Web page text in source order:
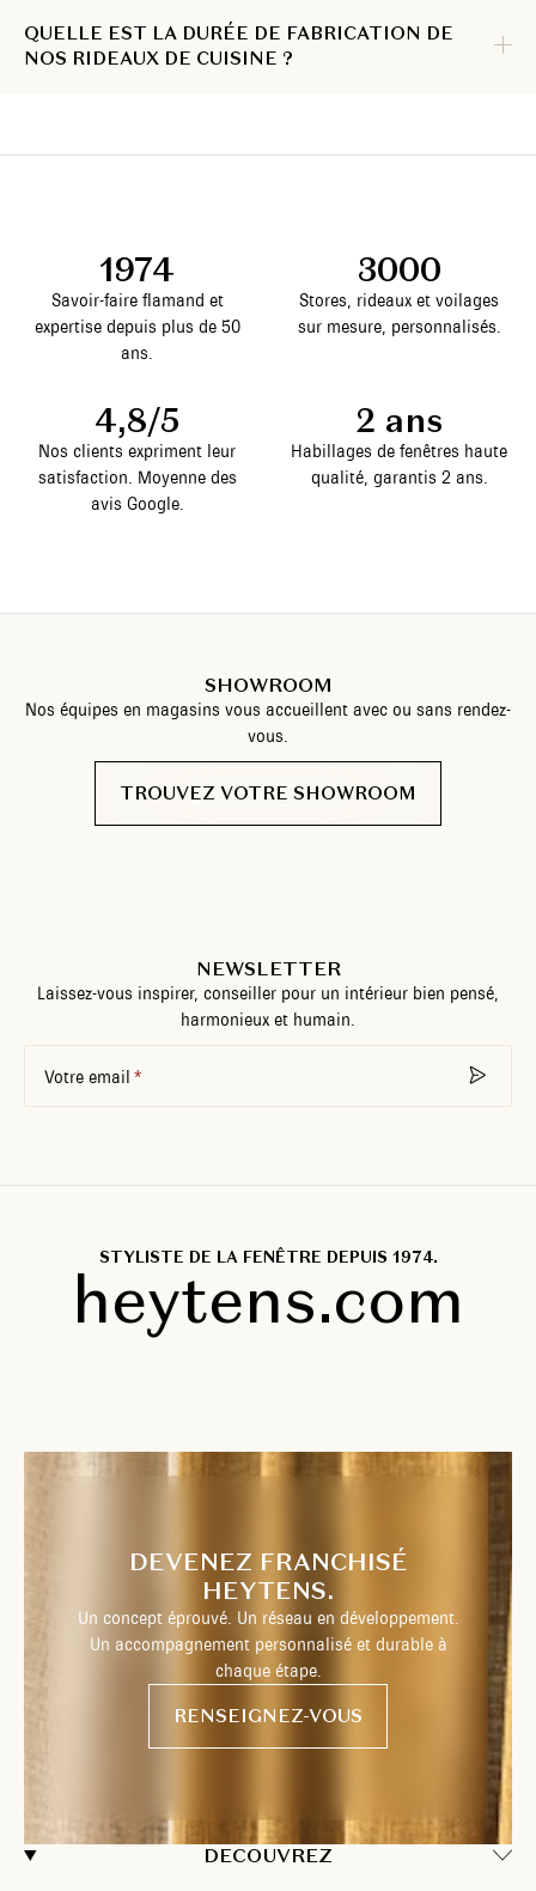
QUELLE EST LA DURÉE DE FABRICATION DE
NOS RIDEAUX DE CUISINE ?
1974
Savoir-faire flamand et
expertise depuis plus de 50
ans.
3000
Stores, rideaux et voilages
sur mesure, personnalisés.
4,8/5
Nos clients expriment leur
satisfaction. Moyenne des
avis Google.
2 ans
Habillages de fenêtres haute
qualité, garantis 2 ans.
SHOWROOM
Nos équipes en magasins vous accueillent avec ou sans rendez-
vous.
TROUVEZ VOTRE SHOWROOM
NEWSLETTER
Laissez-vous inspirer, conseiller pour un intérieur bien pensé,
harmonieux et humain.
Votre email
STYLISTE DE LA FENÊTRE DEPUIS 1974.
heytens.com
DECOUVREZ
DEVENEZ FRANCHISÉ
HEYTENS.
Un concept éprouvé. Un réseau en développement.
Un accompagnement personnalisé et durable à
chaque étape.
RENSEIGNEZ-VOUS